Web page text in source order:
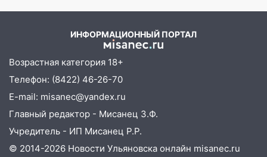
14:22 В Новом городе 8 августа пройдет
большой фестиваль «Наше время» с
мотофристайлом и концертом
14:04
Жару смоет ливнями: прогноз
погоды в Ульяновской области на
выходные 8-9 августа
В Ульяновске транспортные
полицейские проведут акцию «Час
пассажира»
ИНФОРМАЦИОННЫЙ ПОРТАЛ
Возрастная категория 18+
Телефон: (8422) 46-26-70
E-mail: misanec@yandex.ru
Главный редактор - Мисанец З.Ф.
Учредитель - ИП Мисанец Р.Р.
© 2014-2026 Новости Ульяновска онлайн misanec.ru